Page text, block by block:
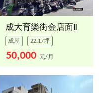
成大育樂街金店面Ⅱ
成屋 22.17坪
50,000 元/月